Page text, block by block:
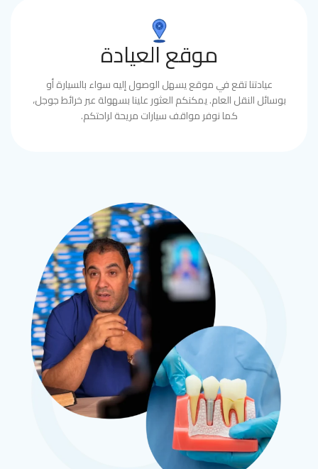
موقع العيادة
عيادتنا تقع في موقع يسهل الوصول إليه سواء بالسيارة أو
بوسائل النقل العام. يمكنكم العثور علينا بسهولة عبر خرائط جوجل،
كما نوفر مواقف سيارات مريحة لراحتكم.